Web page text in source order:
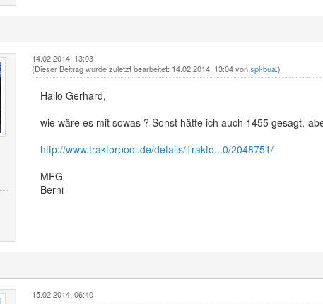
14.02.2014, 13:03
(Dieser Beitrag wurde zuletzt bearbeitet: 14.02.2014, 13:04 vonspl-bua.)
Hallo Gerhard,
wie wäre es mit sowas ? Sonst hätte ich auch 1455 gesagt,-
http://www.traktorpool.de/details/Trakto...0/2048751/
MFG
Berni
15.02.2014, 06:40